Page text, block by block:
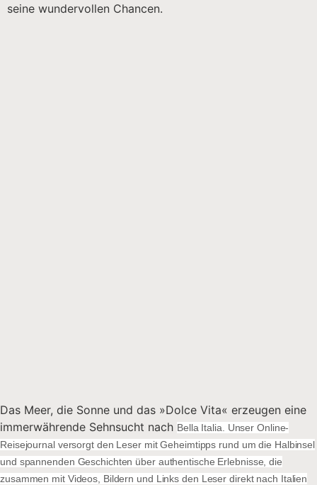
seine wundervollen Chancen.
Das Meer, die Sonne und das »Dolce Vita« erzeugen eine
immerwährende Sehnsucht nach Bella Italia. Unser Online-
Reisejournal versorgt den Leser mit Geheimtipps rund um die Halbinsel
und spannenden Geschichten über authentische Erlebnisse, die
zusammen mit Videos, Bildern und Links den Leser direkt nach Italien